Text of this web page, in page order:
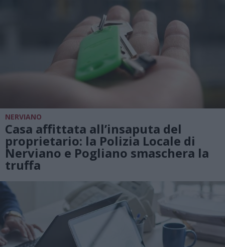
NERVIANO
Casa affittata all’insaputa del
proprietario: la Polizia Locale di
Nerviano e Pogliano smaschera la
truffa